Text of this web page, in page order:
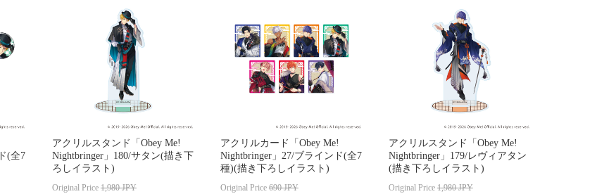
(全7
アクリルスタンド「Obey Me!
Nightbringer」180/サタン(描き下
ろしイラスト)
Original Price 1,980JPY
アクリルカード「Obey Me!
Nightbringer」27/ブラインド(全7
種)(描き下ろしイラスト)
Original Price 690JPY
アクリルスタンド「Obey Me!
Nightbringer」179/レヴィアタン
(描き下ろしイラスト)
Original Price 1,980JPY